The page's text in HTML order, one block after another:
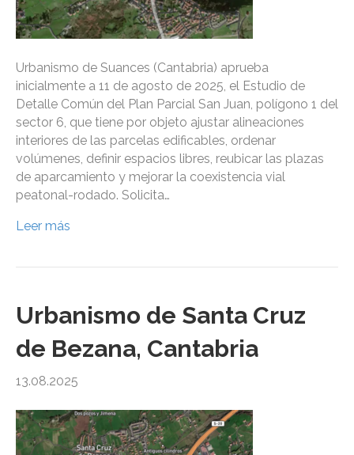
Urbanismo de Suances (Cantabria) aprueba
inicialmente a 11 de agosto de 2025, el Estudio de
Detalle Común del Plan Parcial San Juan, polígono 1 del
sector 6, que tiene por objeto ajustar alineaciones
interiores de las parcelas edificables, ordenar
volúmenes, definir espacios libres, reubicar las plazas
de aparcamiento y mejorar la coexistencia vial
peatonal-rodado. Solicita…
Leer más
Urbanismo de Santa Cruz
de Bezana, Cantabria
13.08.2025